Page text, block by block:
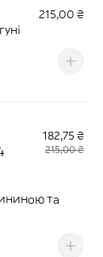
215,00 ₴
182,75 ₴
215,00 ₴
та